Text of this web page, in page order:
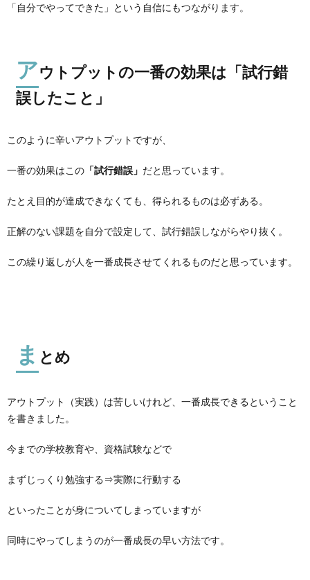
「自分でやってできた」という自信にもつながります。
アウトプットの一番の効果は「試行錯
誤したこと」
このように辛いアウトプットですが、
一番の効果はこの 「試行錯誤」 だと思っています。
たとえ目的が達成できなくても、得られるものは必ずある。
正解のない課題を自分で設定して、試行錯誤しながらやり抜く。
この繰り返しが人を一番成長させてくれるものだと思っています。
ま とめ
アウトプット（実践）は苦しいけれど、一番成長できるということ
を書きました。
今までの学校教育や、資格試験などで
まずじっくり勉強する⇒実際に行動する
といったことが身についてしまっていますが
同時にやってしまうのが一番成長の早い方法です。